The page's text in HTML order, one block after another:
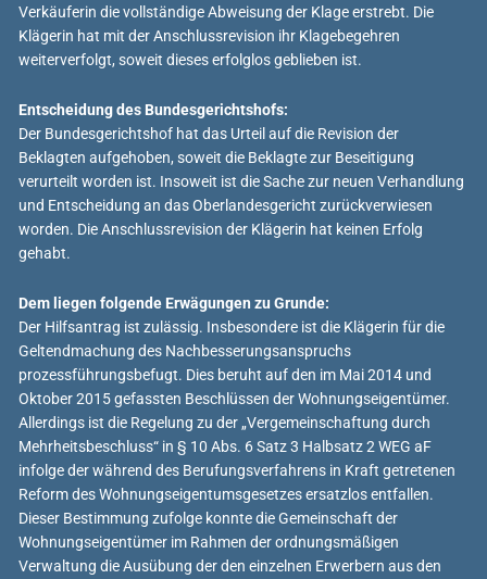
Verkäuferin die vollständige Abweisung der Klage erstrebt. Die
Klägerin hat mit der Anschlussrevision ihr Klagebegehren
weiterverfolgt, soweit dieses erfolglos geblieben ist.
Entscheidung des Bundesgerichtshofs:
Der Bundesgerichtshof hat das Urteil auf die Revision der
Beklagten aufgehoben, soweit die Beklagte zur Beseitigung
verurteilt worden ist. Insoweit ist die Sache zur neuen Verhandlung
und Entscheidung an das Oberlandesgericht zurückverwiesen
worden. Die Anschlussrevision der Klägerin hat keinen Erfolg
gehabt.
Dem liegen folgende Erwägungen zu Grunde:
Der Hilfsantrag ist zulässig. Insbesondere ist die Klägerin für die
Geltendmachung des Nachbesserungsanspruchs
prozessführungsbefugt. Dies beruht auf den im Mai 2014 und
Oktober 2015 gefassten Beschlüssen der Wohnungseigentümer.
Allerdings ist die Regelung zu der „Vergemeinschaftung durch
Mehrheitsbeschluss“ in § 10 Abs. 6 Satz 3 Halbsatz 2 WEG aF
infolge der während des Berufungsverfahrens in Kraft getretenen
Reform des Wohnungseigentumsgesetzes ersatzlos entfallen.
Dieser Bestimmung zufolge konnte die Gemeinschaft der
Wohnungseigentümer im Rahmen der ordnungsmäßigen
Verwaltung die Ausübung der den einzelnen Erwerbern aus den